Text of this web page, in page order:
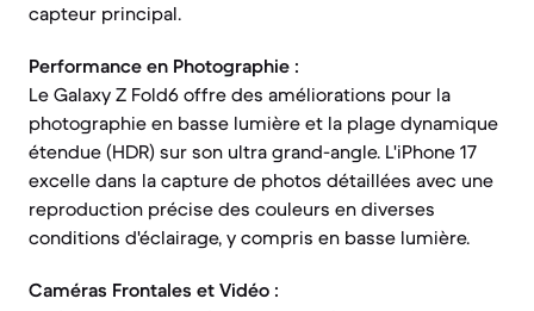
capteur principal.
Performance en Photographie :
Le Galaxy Z Fold6 offre des améliorations pour la
photographie en basse lumière et la plage dynamique
étendue (HDR) sur son ultra grand-angle. L'iPhone 17
excelle dans la capture de photos détaillées avec une
reproduction précise des couleurs en diverses
conditions d'éclairage, y compris en basse lumière.
Caméras Frontales et Vidéo :